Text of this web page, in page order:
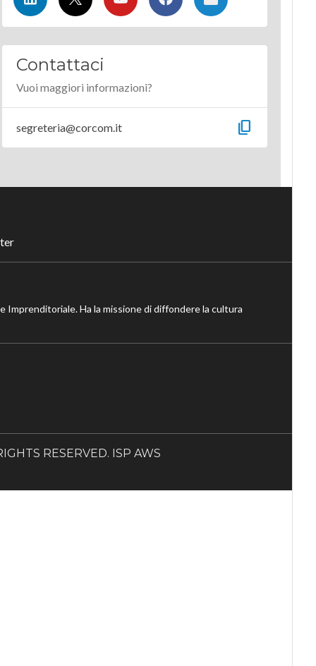
Contattaci
Vuoi maggiori informazioni?
segreteria@corcom.it content_copy
Ha la missione di diffondere la cultura
RESERVED. ISP AWS